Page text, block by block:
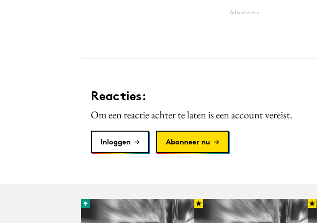
Advertentie
Reacties:
Om een reactie achter te laten is een account vereist.
Inloggen Abonneer nu